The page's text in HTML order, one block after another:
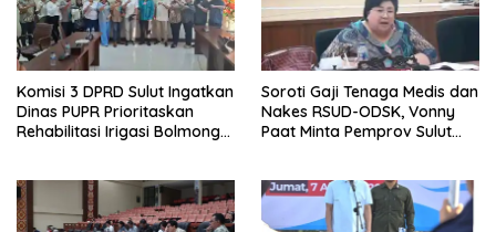
u
)
a
r
u
)
Komisi 3 DPRD Sulut Ingatkan
Dinas PUPR Prioritaskan
Rehabilitasi Irigasi Bolmong
Soroti Gaji Tenaga Medis dan
Nakes RSUD-ODSK, Vonny
Paat Minta Pemprov Sulut